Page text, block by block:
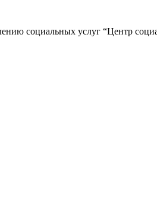
социальных услуг “Центр